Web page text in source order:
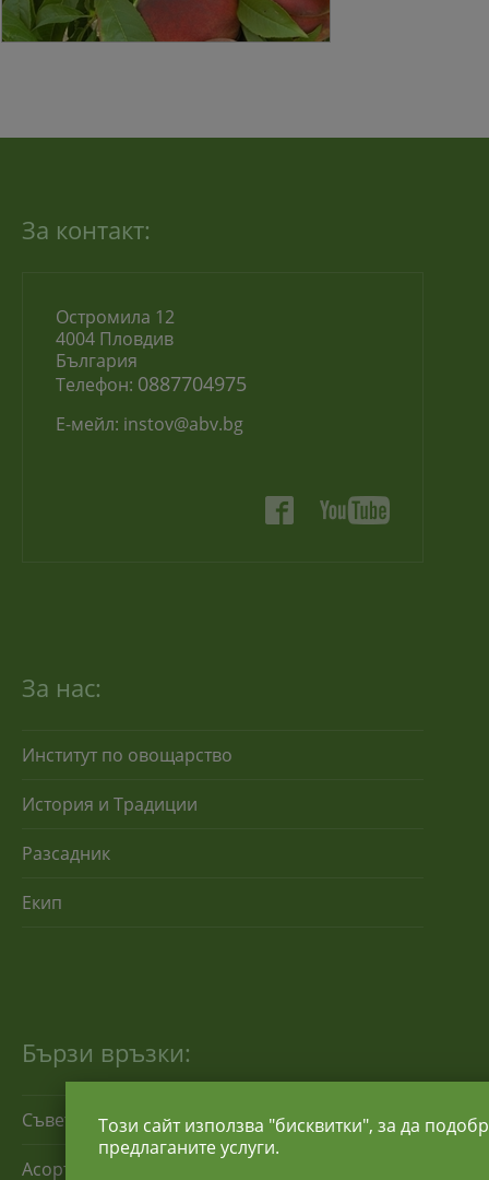
За контакт:
Остромила 12
4004 Пловдив
България
Телефон: 0887704975
Е-мейл: instov@abv.bg
За нас:
Институт по овощарство
История и Традиции
Разсадник
Екип
Бързи връзки:
Съвети за отглеждане
Асортимент
Този сайт използва "бисквитки", за да
предлаганите услуги.